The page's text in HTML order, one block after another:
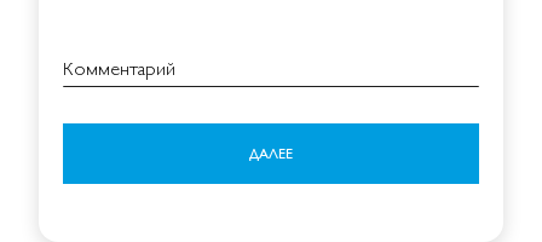
Комментарий
ДАЛЕЕ